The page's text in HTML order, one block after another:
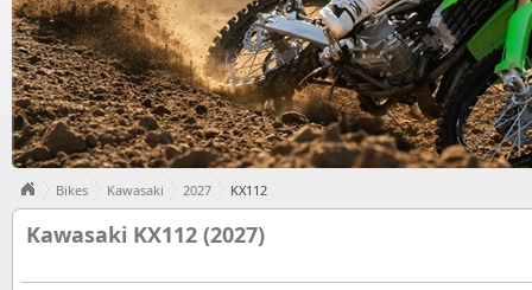
Bikes Kawasaki 2027 KX112
Kawasaki KX112 (2027)